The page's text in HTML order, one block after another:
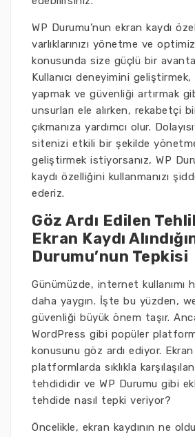
WP Durumu’nun ekran kaydı
varlıklarınızı yönetme ve
konusunda size güçlü bir
Kullanıcı deneyimini
yapmak ve güvenliği artırmak
unsurları ele alırken, rekabetçi
çıkmanıza yardımcı olur.
sitenizi etkili bir şekilde
geliştirmek istiyorsanız, WP
kaydı özelliğini kullanmanızı
ederiz.
Göz Ardı Edilen
Ekran Kaydı
Durumu’nun Tepkisi
Günümüzde, internet kullanımı
daha yaygın. İşte bu yüzden,
güvenliği büyük önem taşır.
WordPress gibi popüler
konusunu göz ardı ediyor. Ekran
platformlarda sıklıkla
tehdididir ve WP Durumu gibi
tehdide nasıl tepki veriyor?
Öncelikle, ekran kaydının ne